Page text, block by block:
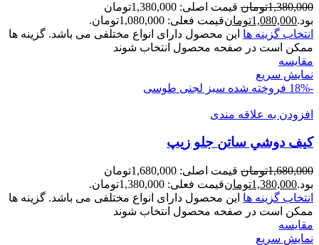
1,380,000تومان
قیمت اصلی: 1,380,000تومان
بود.1,080,000تومانقیمت فعلی: 1,080,000تومان.
انتخاب گزینه ها این محصول دارای انواع مختلفی می باشد. گزینه ها
ممکن است در صفحه محصول انتخاب شوند
مقايسه
نمایش سریع
-18%
فروخته شده سبز لجنی طوسی
افزودن به علاقه مندی
کیف دوشي ساتن جلو زيپ
1,680,000تومان
قیمت اصلی: 1,680,000تومان
بود.1,380,000تومانقیمت فعلی: 1,380,000تومان.
انتخاب گزینه ها این محصول دارای انواع مختلفی می باشد. گزینه ها
ممکن است در صفحه محصول انتخاب شوند
مقايسه
نمایش سریع